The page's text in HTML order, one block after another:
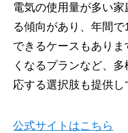
電気の使用量が多い
る傾向があり、年間
できるケースもあり
くなるプランなど、
応する選択肢も提供し
公式サイトはこちら